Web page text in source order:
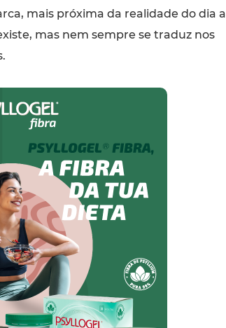
mais próxima da realidade do dia a
mas nem sempre se traduz nos